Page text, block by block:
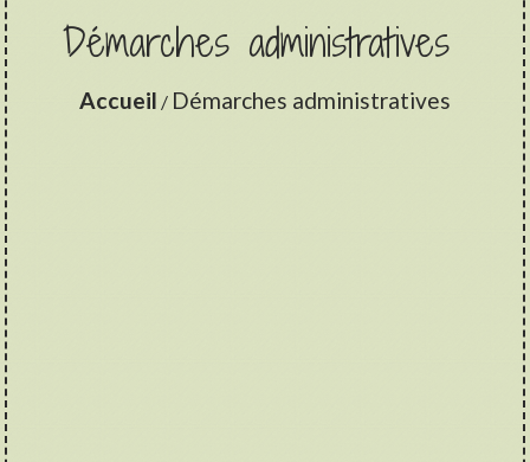
Démarches administratives
Accueil / Démarches administratives